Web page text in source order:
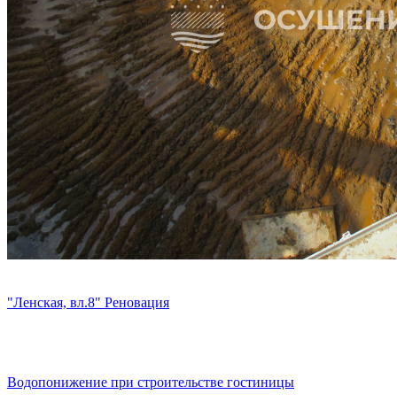
"Ленская, вл.8" Реновация
Водопонижение при строительстве гостиницы